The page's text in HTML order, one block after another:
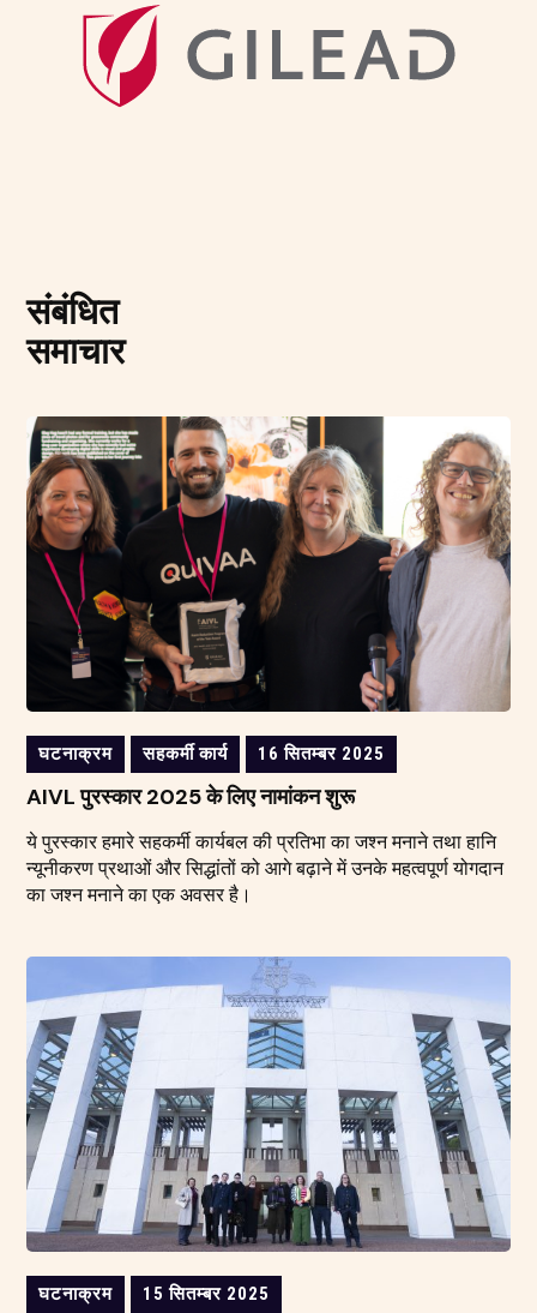
संबंधित
समाचार
घटनाक्रम सहकर्मी कार्य 16 सितम्बर 2025
AIVL पुरस्कार 2025 के लिए नामांकन शुरू
ये पुरस्कार हमारे सहकर्मी कार्यबल की प्रतिभा का जश्न मनाने तथा हानि
न्यूनीकरण प्रथाओं और सिद्धांतों को आगे बढ़ाने में उनके महत्वपूर्ण योगदान
का जश्न मनाने का एक अवसर है।
घटनाक्रम 15 सितम्बर 2025